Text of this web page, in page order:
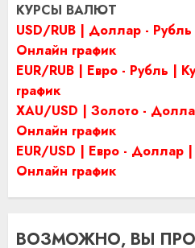
КУРСЫ ВАЛЮТ
USD/RUB | Доллар -
Онлайн график
EUR/RUB | Евро - Рубль |
график
XAU/USD | Золото -
Онлайн график
EUR/USD | Евро - Доллар |
Онлайн график
ВОЗМОЖНО, ВЫ